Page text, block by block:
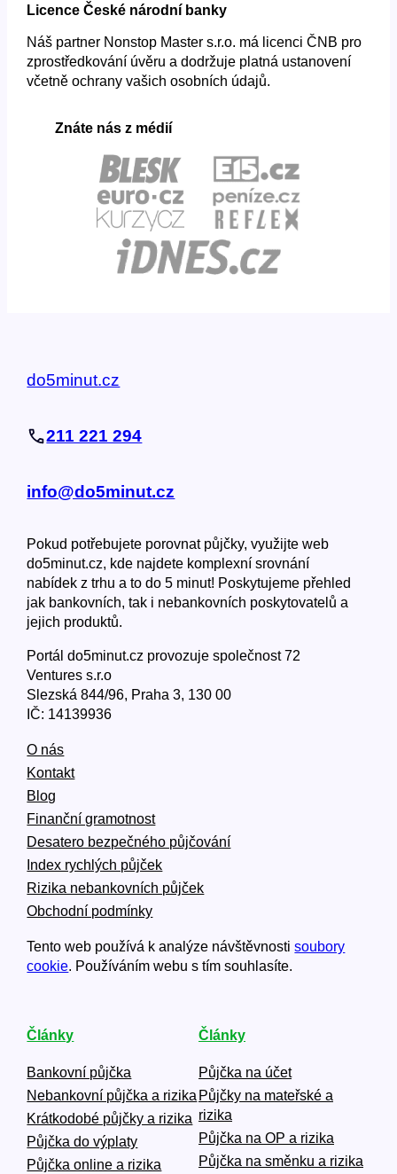
Licence České národní banky
Náš partner Nonstop Master s.r.o. má licenci ČNB pro
zprostředkování úvěru a dodržuje platná ustanovení
včetně ochrany vašich osobních údajů.
Znáte nás z médií
do5minut.cz
211 221 294
info@do5minut.cz
Pokud potřebujete porovnat půjčky, využijte web
do5minut.cz, kde najdete komplexní srovnání
nabídek z trhu a to do 5 minut! Poskytujeme přehled
jak bankovních, tak i nebankovních poskytovatelů a
jejich produktů.
Portál do5minut.cz provozuje společnost 72
Ventures s.r.o
Slezská 844/96, Praha 3, 130 00
IČ: 14139936
O nás
Kontakt
Blog
Finanční gramotnost
Desatero bezpečného půjčování
Index rychlých půjček
Rizika nebankovních půjček
Obchodní podmínky
Tento web používá k analýze návštěvnostisoubory
cookie. Používáním webu s tím souhlasíte.
Články
Bankovní půjčka
Nebankovní půjčka a rizika
Krátkodobé půjčky a rizika
Půjčka do výplaty
Půjčka online a rizika
Články
Půjčka na účet
Půjčky na mateřské a
rizika
Půjčka na OP a rizika
Půjčka na směnku a rizika